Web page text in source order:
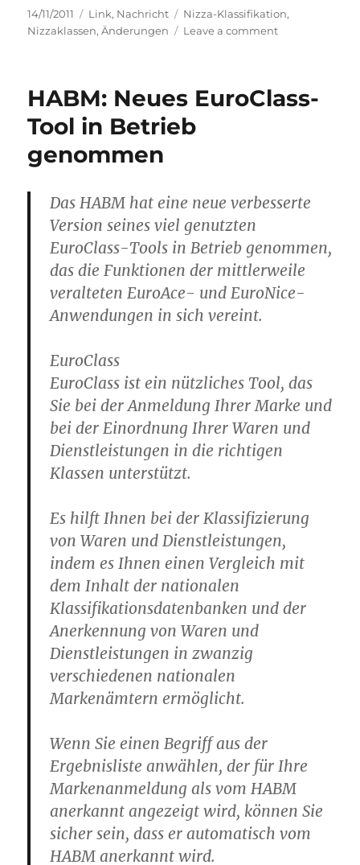
Posted
on
14/11/2011 Categories
Link, Nachricht Tags
Nizza-Klassifikation,
Nizzaklassen,Änderungen Leave a commenton
Änderungen
HABM: Neues EuroClass-
Tool in Betrieb
genommen
Das HABM hat eine neue verbesserte
Version seines viel genutzten
EuroClass-Tools in Betrieb genommen,
das die Funktionen der mittlerweile
veralteten EuroAce- und EuroNice-
Anwendungen in sich vereint.
EuroClass
EuroClass ist ein nützliches Tool, das
Sie bei der Anmeldung Ihrer Marke und
bei der Einordnung Ihrer Waren und
Dienstleistungen in die richtigen
Klassen unterstützt.
Es hilft Ihnen bei der Klassifizierung
von Waren und Dienstleistungen,
indem es Ihnen einen Vergleich mit
dem Inhalt der nationalen
Klassifikationsdatenbanken und der
Anerkennung von Waren und
Dienstleistungen in zwanzig
verschiedenen nationalen
Markenämtern ermöglicht.
Wenn Sie einen Begriff aus der
Ergebnisliste anwählen, der für Ihre
Markenanmeldung als vom HABM
anerkannt angezeigt wird, können Sie
sicher sein, dass er automatisch vom
HABM anerkannt wird.